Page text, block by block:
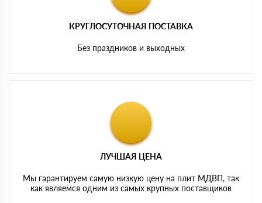
КРУГЛОСУТОЧНАЯ ПОСТАВКА
Без праздников и выходных
ЛУЧШАЯ ЦЕНА
Мы гарантируем самую низкую цену на плит МДВП, так
как являемся одним из самых крупных поставщиков